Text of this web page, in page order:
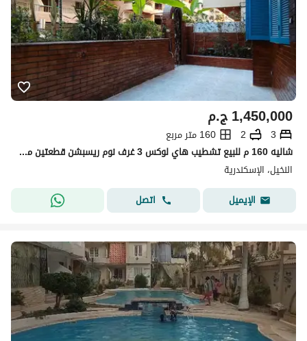
ج.م1,450,000
3
2
160 متر مربع
شاليه 160 م للبيع تشطيب هاي لوكس 3 غرف نوم ريسبشن قطعتين مطبخ 2 حمام حمام سباحه خاص جنينه ترأس كبير بالاسكندريه العجمي الكيلو21 بشاطئ النخيل 5 نمره بحر بموقع متميز جدا
النخيل، الإسكندرية
الإيميل
اتصل